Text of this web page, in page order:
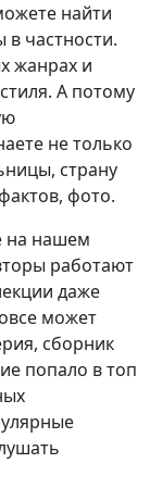
найти
частности.
жанрах и
А потому
не только
страну
фото.
на нашем
работают
даже
может
сборник
попало в топ